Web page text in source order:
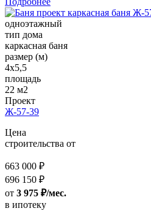
одноэтажный
тип дома
каркасная баня
размер (м)
4x5,5
площадь
22 м2
Проект
Ж-57-39
Цена
строительства от
663 000 ₽
696 150 ₽
от 3 975 ₽/мес.
в ипотеку